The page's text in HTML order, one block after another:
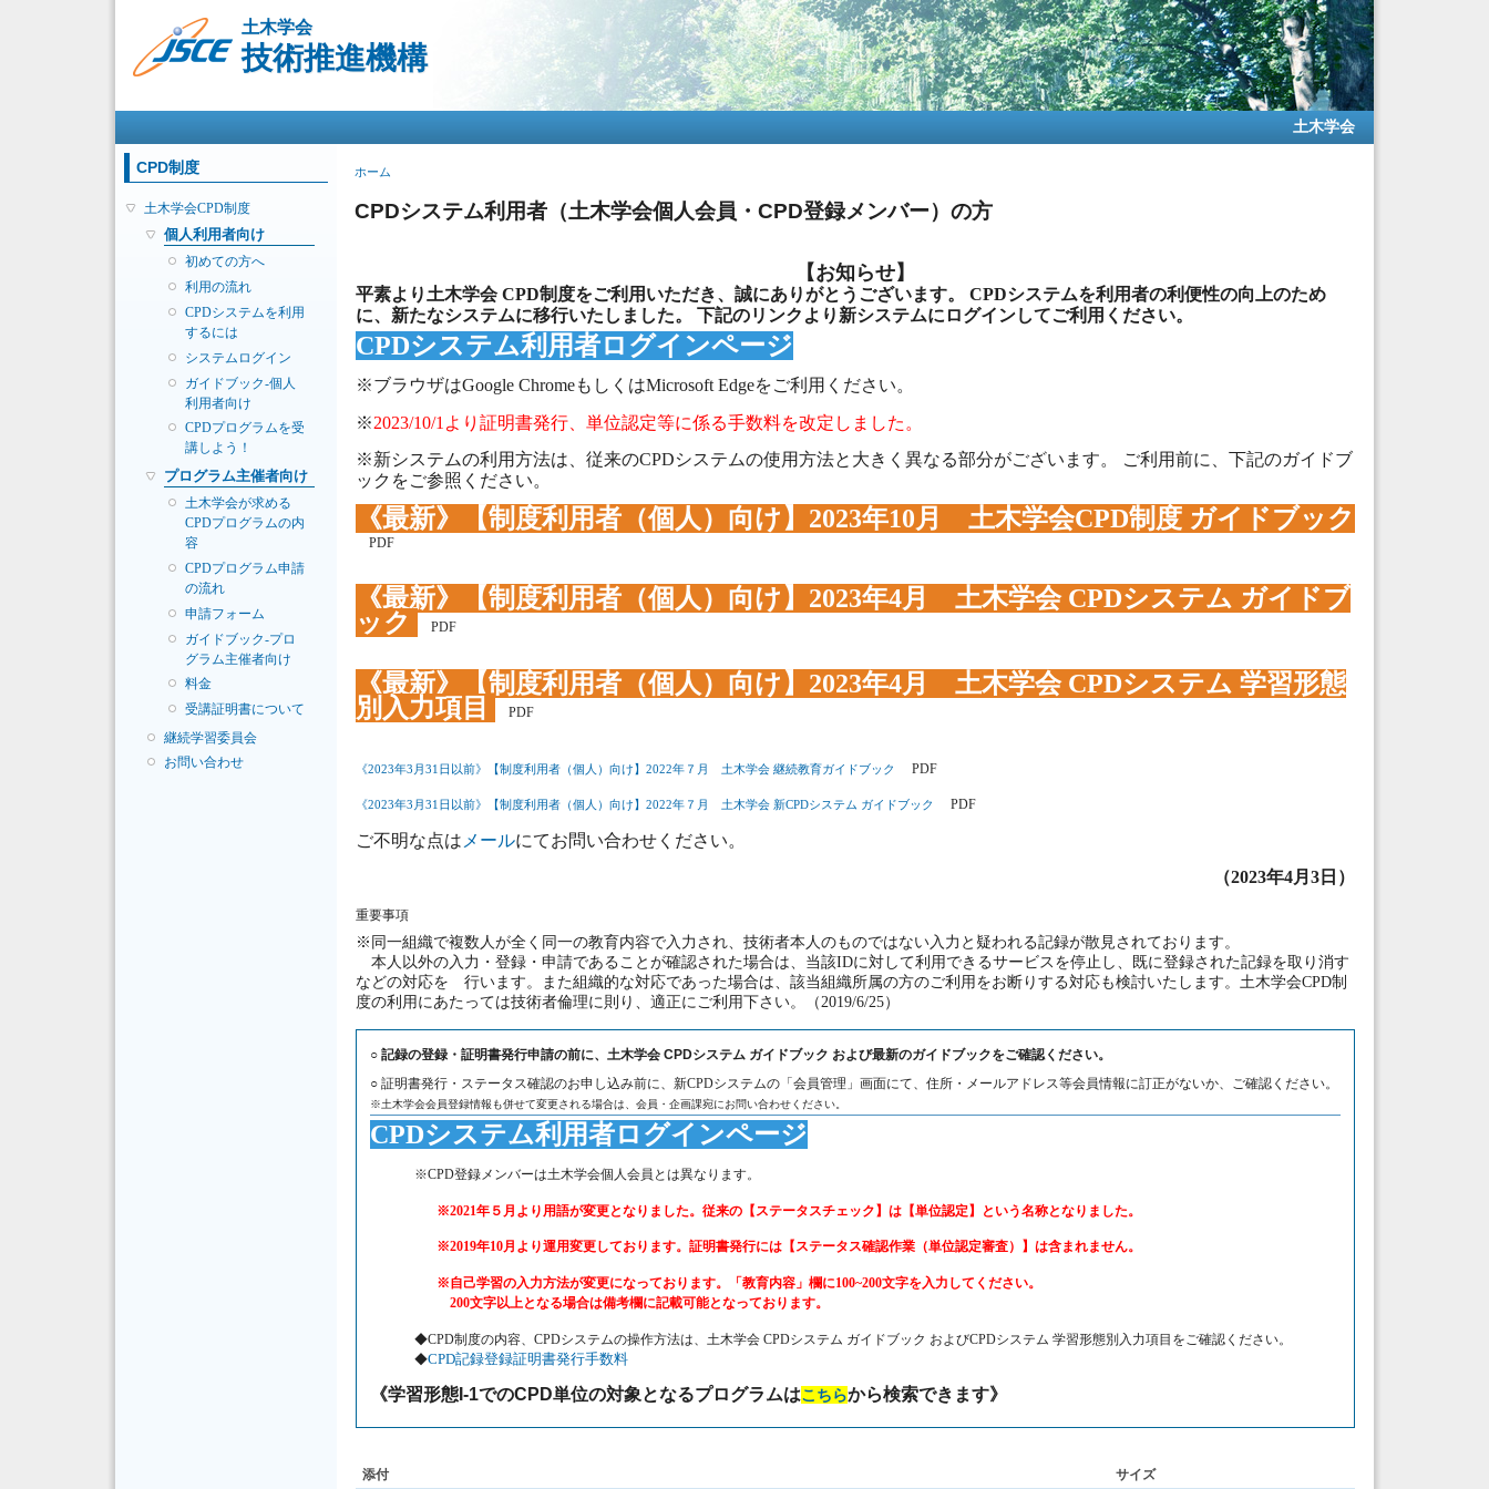
メ
イ
ン
コ
ン
移
動
土木学会
技術推進機構
土木学会
CPD制度
土木学会CPD制度
個人利用者向け
初めての方へ
利用の流れ
CPDシステムを利用
するには
システムログイン
ガイドブック-個人
利用者向け
CPDプログラムを受
講しよう！
プログラム主催者向け
土木学会が求める
CPDプログラムの内
容
CPDプログラム申請
の流れ
申請フォーム
ガイドブック-プロ
グラム主催者向け
料金
受講証明書について
継続学習委員会
お問い合わせ
現在地
ホーム
CPDシステム利用者（土木学会個人会員・CPD登録メンバー）の方
【お知らせ】
平素より土木学会 CPD制度をご利用いただき、誠にありがとうございます。 CPDシステムを利用者の利便性の向上のため
に、新たなシステムに移行いたしました。 下記のリンクより新システムにログインしてご利用ください。
CPDシステム利用者ログインページ
※ブラウザはGoogle ChromeもしくはMicrosoft Edgeをご利用ください。
※2023/10/1より証明書発行、単位認定等に係る手数料を改定しました。
※新システムの利用方法は、従来のCPDシステムの使用方法と大きく異なる部分がございます。 ご利用前に、下記のガイドブ
ックをご参照ください。
《最新》【制度利用者（個人）向け】2023年10月 土木学会CPD制度 ガイドブック
PDF
《最新》【制度利用者（個人）向け】2023年4月 土木学会 CPDシステム ガイドブ
ック
PDF
《最新》【制度利用者（個人）向け】2023年4月 土木学会 CPDシステム 学習形態
別入力項目
PDF
《2023年3月31日以前》【制度利用者（個人）向け】2022年７月 土木学会 継続教育ガイドブック PDF
《2023年3月31日以前》【制度利用者（個人）向け】2022年７月 土木学会 新CPDシステム ガイドブック PDF
ご不明な点は メールにてお問い合わせください。
（2023年4月3日）
重要事項
※同一組織で複数人が全く同一の教育内容で入力され、技術者本人のものではない入力と疑われる記録が散見されております。
本人以外の入力・登録・申請であることが確認された場合は、当該IDに対して利用できるサービスを停止し、既に登録された記録を取り消す
などの対応を 行います。また組織的な対応であった場合は、該当組織所属の方のご利用をお断りする対応も検討いたします。土木学会CPD制
度の利用にあたっては技術者倫理に則り、適正にご利用下さい。（2019/6/25）
○ 記録の登録・証明書発行申請の前に、土木学会 CPDシステム ガイドブック および最新のガイドブックをご確認ください。
○ 証明書発行・ステータス確認のお申し込み前に、新CPDシステムの「会員管理」画面にて、住所・メールアドレス等会員情報に訂正がないか、ご確認ください。
※土木学会会員登録情報も併せて変更される場合は、会員・企画課宛にお問い合わせください。
CPDシステム利用者ログインページ
※CPD登録メンバーは土木学会個人会員とは異なります。
※2021年５月より用語が変更となりました。従来の【ステータスチェック】は【単位認定】という名称となりました。
※2019年10月より運用変更しております。証明書発行には【ステータス確認作業（単位認定審査）】は含まれません。
※自己学習の入力方法が変更になっております。「教育内容」欄に100~200文字を入力してください。
200文字以上となる場合は備考欄に記載可能となっております。
◆CPD制度の内容、CPDシステムの操作方法は、 土木学会 CPDシステム ガイドブック およびCPDシステム 学習形態別入力項目をご確認ください。
◆CPD記録登録証明書発行手数料
《学習形態I-1でのCPD単位の対象となるプログラムはこちらから検索できます》
添付 サイズ